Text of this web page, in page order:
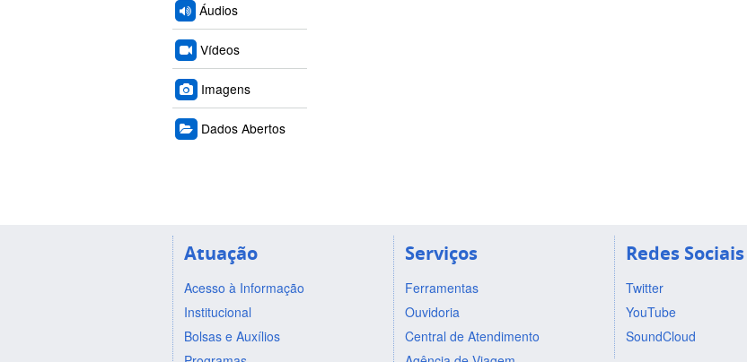
Áudios
Vídeos
Imagens
Dados Abertos
Atuação
Acesso à Informação
Institucional
Bolsas e Auxílios
Serviços
Ferramentas
Ouvidoria
Central de Atendimento
Redes Sociais
Twitter
YouTube
SoundCloud